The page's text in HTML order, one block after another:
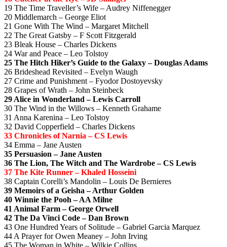
19 The Time Traveller’s Wife – Audrey Niffenegger
20 Middlemarch – George Eliot
21 Gone With The Wind – Margaret Mitchell
22 The Great Gatsby – F Scott Fitzgerald
23 Bleak House – Charles Dickens
24 War and Peace – Leo Tolstoy
25 The Hitch Hiker’s Guide to the Galaxy – Douglas Adams
26 Brideshead Revisited – Evelyn Waugh
27 Crime and Punishment – Fyodor Dostoyevsky
28 Grapes of Wrath – John Steinbeck
29 Alice in Wonderland – Lewis Carroll
30 The Wind in the Willows – Kenneth Grahame
31 Anna Karenina – Leo Tolstoy
32 David Copperfield – Charles Dickens
33 Chronicles of Narnia – CS Lewis
34 Emma – Jane Austen
35 Persuasion – Jane Austen
36 The Lion, The Witch and The Wardrobe – CS Lewis
37 The Kite Runner – Khaled Hosseini
38 Captain Corelli’s Mandolin – Louis De Bernieres
39 Memoirs of a Geisha – Arthur Golden
40 Winnie the Pooh – AA Milne
41 Animal Farm – George Orwell
42 The Da Vinci Code – Dan Brown
43 One Hundred Years of Solitude – Gabriel Garcia Marquez
44 A Prayer for Owen Meaney – John Irving